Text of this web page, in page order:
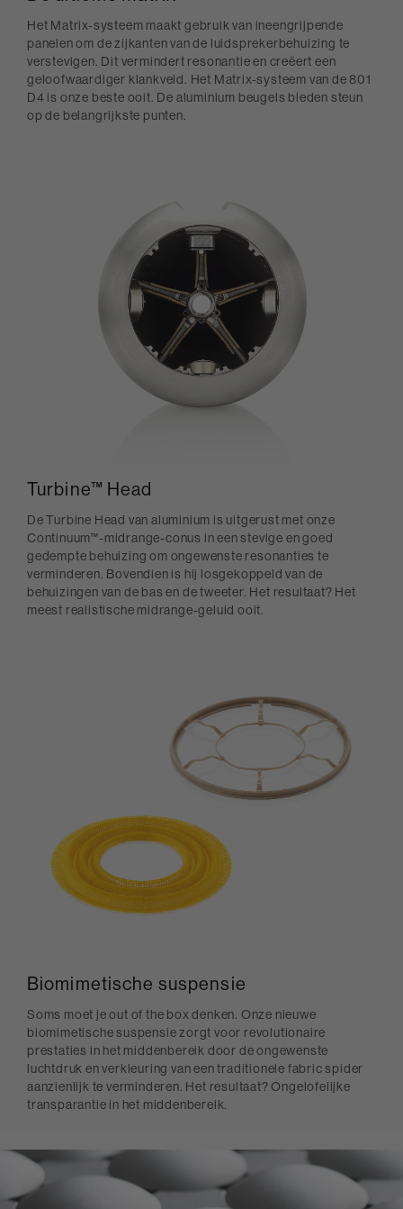
Het Matrix-systeem maakt gebruik van ineengrijpende
panelen om de zijkanten van de luidsprekerbehuizing te
verstevigen. Dit vermindert resonantie en creëert een
geloofwaardiger klankveld. Het Matrix-systeem van de 801
D4 is onze beste ooit. De aluminium beugels bieden steun
op de belangrijkste punten.
Turbine™ Head
De Turbine Head van aluminium is uitgerust met onze
Continuum™-midrange-conus in een stevige en goed
gedempte behuizing om ongewenste resonanties te
verminderen. Bovendien is hij losgekoppeld van de
behuizingen van de bas en de tweeter. Het resultaat? Het
meest realistische midrange-geluid ooit.
Biomimetische suspensie
Soms moet je out of the box denken. Onze nieuwe
biomimetische suspensie zorgt voor revolutionaire
prestaties in het middenbereik door de ongewenste
luchtdruk en verkleuring van een traditionele fabric spider
aanzienlijk te verminderen. Het resultaat? Ongelofelijke
transparantie in het middenbereik.